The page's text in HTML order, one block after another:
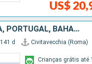
US$
FRANCIA, ESPANHA, PORTUGAL, BAHAMAS, PANAMÁ, COSTA RICA, GUATEMALA, MÉXICO, ESTADOS UNIDOS, SAMOA, FIDJI (ILHAS), TONGA, NOVA ZELÂNDIA, AUSTRÁLIA, PAPUA NOVA GUINÉ, JAPÃO, TAIWAN, CHINA, VITENÃ, SINGA
141 d Civitavecchia (Roma)
Crianças grátis até